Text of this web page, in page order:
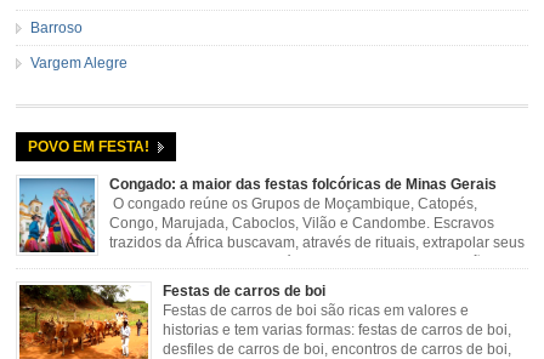
Barroso
Vargem Alegre
POVO EM FESTA!
Congado: a maior das festas folcóricas de Minas Gerais
O congado reúne os Grupos de Moçambique, Catopés,
Congo, Marujada, Caboclos, Vilão e Candombe. Escravos
trazidos da África buscavam, através de rituais, extrapolar seus
sentimentos e culto a sua fé. O Congado nasceu da fusão
destes ritos com a religião católica, imposta aos negros pela Igreja, surgindo
novas histórias que envolviam, sobretudo, Nossa Senhora do […]
Festas de carros de boi
Festas de carros de boi são ricas em valores e
historias e tem varias formas: festas de carros de boi,
desfiles de carros de boi, encontros de carros de boi,